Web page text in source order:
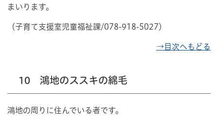
まいります。
（子育て支援室児童福祉課/078-918-5027）
→目次へもどる
10 鴻地のススキの綿毛
鴻地の周りに住んでいる者です。